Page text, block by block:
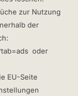
zur Nutzung
der
oder
EU-Seite